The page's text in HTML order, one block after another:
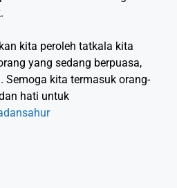
kita peroleh tatkala kita
yang sedang berpuasa,
Semoga kita termasuk orang-
hati untuk